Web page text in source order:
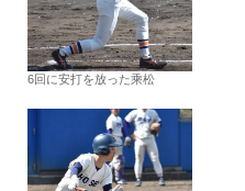
6回に安打を放った乘松